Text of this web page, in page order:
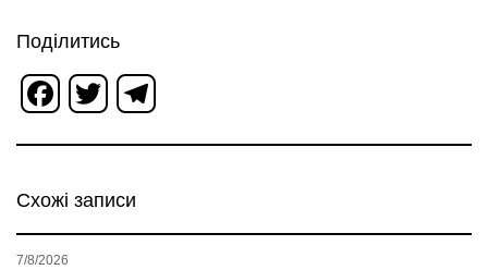
Поділитись
Facebook
Twitter
Схожі записи
7/8/2026